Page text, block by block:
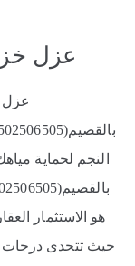
عزل
هو الاستثمار
حيث تتحدى درجات